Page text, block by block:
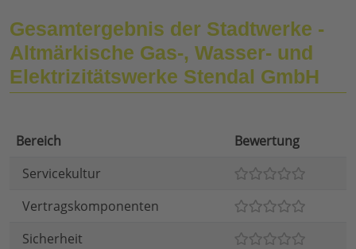
Gesamtergebnis der Stadtwerke -
Altmärkische Gas-, Wasser- und
Elektrizitätswerke Stendal GmbH
Bereich
Bewertung
Servicekultur
Vertragskomponenten
Sicherheit